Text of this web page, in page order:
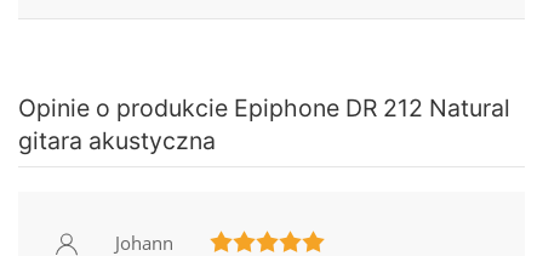
Opinie o produkcie Epiphone DR 212 Natural
gitara akustyczna
Johann